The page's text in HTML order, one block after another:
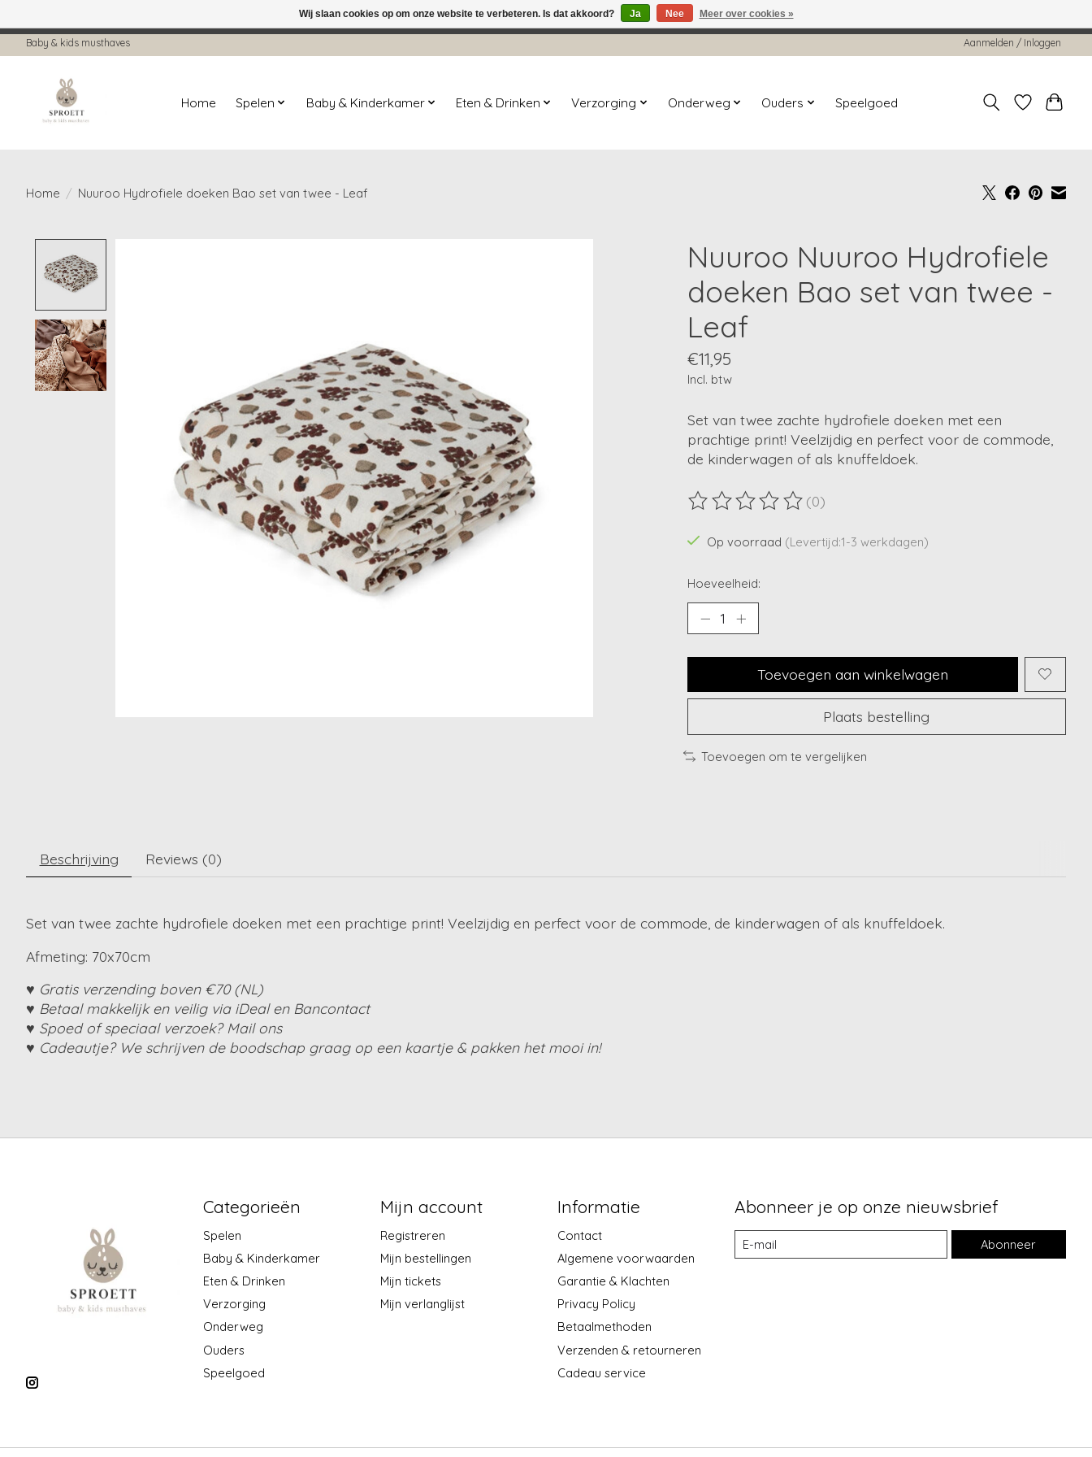
Baby & kids musthaves Aanmelden / Inloggen
Home Spelen Baby & Kinderkamer Eten & Drinken Verzorging Onderweg Ouders Speelgoed
Home / Nuuroo Hydrofiele doeken Bao set van twee - Leaf
Nuuroo Nuuroo Hydrofiele
doeken Bao set van twee -
Leaf
€11,95
Incl. btw
Set van twee zachte hydrofiele doeken met een
prachtige print! Veelzijdig en perfect voor de commode,
de kinderwagen of als knuffeldoek.
De beoordeling van dit product is
(0)
Op voorraad (Levertijd:1-3 werkdagen)
Hoeveelheid:
Toevoegen aan winkelwagen
Plaats bestelling
Toevoegen om te vergelijken
Beschrijving Reviews (0)
Set van twee zachte hydrofiele doeken met een prachtige print! Veelzijdig en perfect voor de commode, de kinderwagen of als knuffeldoek.
Afmeting: 70x70cm
♥ Gratis verzending boven €70 (NL)
♥ Betaal makkelijk en veilig via iDeal en Bancontact
♥ Spoed of speciaal verzoek? Mail ons
♥ Cadeautje? We schrijven de boodschap graag op een kaartje & pakken het mooi in!
Categorieën
Spelen
Baby & Kinderkamer
Eten & Drinken
Verzorging
Onderweg
Ouders
Speelgoed
Mijn account
Registreren
Mijn bestellingen
Mijn tickets
Mijn verlanglijst
Informatie
Contact
Algemene voorwaarden
Garantie & Klachten
Privacy Policy
Betaalmethoden
Verzenden & retourneren
Cadeau service
Abonneer je op onze nieuwsbrief
Abonneer
Wij slaan cookies op om onze website te verbeteren. Is dat akkoord? Ja Nee Meer over cookies »
← Keer terug naar de backofficeDeze winkel is in aanbouw. Eventueel geplaatste orders zullen niet worden gehonoreerd of verwerkt.